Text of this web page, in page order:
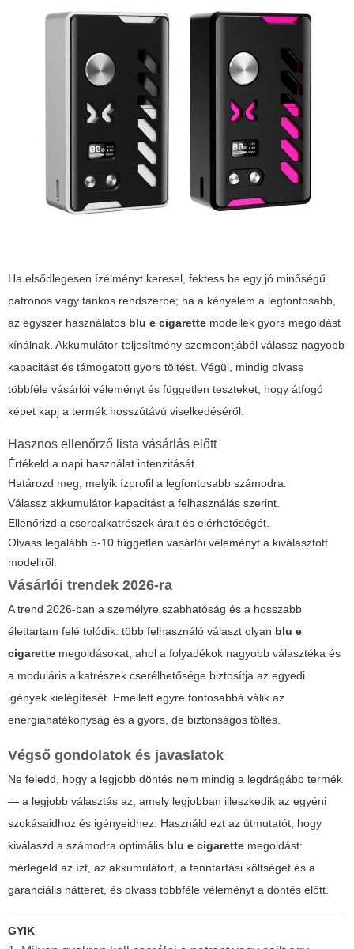
Ha elsődlegesen ízélményt keresel, fektess be egy jó minőségű
patronos vagy tankos rendszerbe; ha a kényelem a legfontosabb,
az egyszer használatos blu e cigarette modellek gyors megoldást
kínálnak. Akkumulátor-teljesítmény szempontjából válassz nagyobb
kapacitást és támogatott gyors töltést. Végül, mindig olvass
többféle vásárlói véleményt és független teszteket, hogy átfogó
képet kapj a termék hosszútávú viselkedéséről.
Hasznos ellenőrző lista vásárlás előtt
Értékeld a napi használat intenzitását.
Határozd meg, melyik ízprofil a legfontosabb számodra.
Válassz akkumulátor kapacitást a felhasználás szerint.
Ellenőrizd a cserealkatrészek árait és elérhetőségét.
Olvass legalább 5-10 független vásárlói véleményt a kiválasztott
modellről.
Vásárlói trendek 2026-ra
A trend 2026-ban a személyre szabhatóság és a hosszabb
élettartam felé tolódik: több felhasználó választ olyan blu e
cigarette megoldásokat, ahol a folyadékok nagyobb választéka és
a moduláris alkatrészek cserélhetősége biztosítja az egyedi
igények kielégítését. Emellett egyre fontosabbá válik az
energiahatékonyság és a gyors, de biztonságos töltés.
Végső gondolatok és javaslatok
Ne feledd, hogy a legjobb döntés nem mindig a legdrágább termék
— a legjobb választás az, amely legjobban illeszkedik az egyéni
szokásaidhoz és igényeidhez. Használd ezt az útmutatót, hogy
kiválaszd a számodra optimális blu e cigarette megoldást:
mérlegeld az ízt, az akkumulátort, a fenntartási költséget és a
garanciális hátteret, és olvass többféle véleményt a döntés előtt.
GYIK